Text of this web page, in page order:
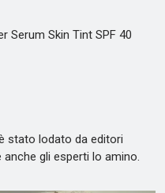
Skin Tint SPF 40
stato lodato da editori
gli esperti lo amino.